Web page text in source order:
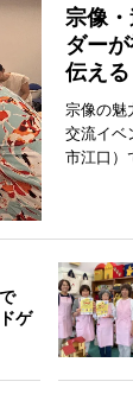
宗像
ダー
伝える
宗像の魅
交流イベ
市江口）
ゲ